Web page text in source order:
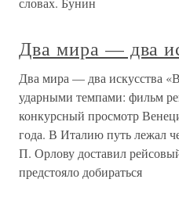
Два мира — два
Два мира — два искусства
ударными темпами: фильм
конкурсный просмотр
года. В Италию путь лежал
П. Орлову доставил
предстояло добираться